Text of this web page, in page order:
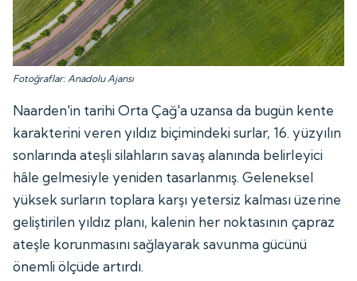
Fotoğraflar: Anadolu Ajansı
Naarden'in tarihi Orta Çağ'a uzansa da bugün kente
karakterini veren yıldız biçimindeki surlar, 16. yüzyılın
sonlarında ateşli silahların savaş alanında belirleyici
hâle gelmesiyle yeniden tasarlanmış. Geleneksel
yüksek surların toplara karşı yetersiz kalması üzerine
geliştirilen yıldız planı, kalenin her noktasının çapraz
ateşle korunmasını sağlayarak savunma gücünü
önemli ölçüde artırdı.